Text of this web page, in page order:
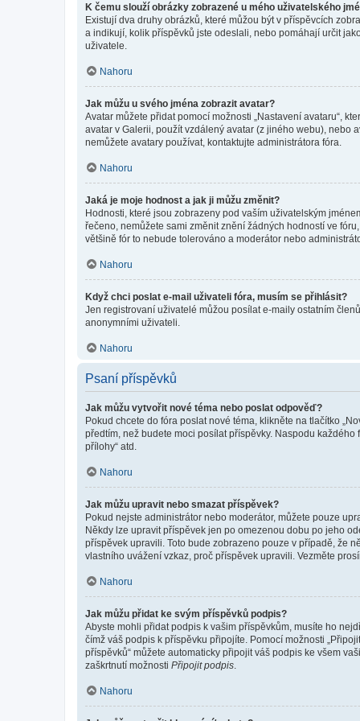
K čemu slouží obrázky zobrazené u mého uživatelského
Existují dva druhy obrázků, které můžou být v příspěvcích
a indikují, kolik příspěvků jste odeslali, nebo pomáhají určit
uživatele.
Nahoru
Jak můžu u svého jména zobrazit avatar?
Avatar můžete přidat pomocí možnosti „Nastavení avataru“,
avatar v Galerii, použít vzdálený avatar (z jiného webu), nebo
nemůžete avatary používat, kontaktujte administrátora fóra.
Nahoru
Jaká je moje hodnost a jak ji můžu změnit?
Hodnosti, které jsou zobrazeny pod vaším uživatelským
řečeno, nemůžete sami změnit znění žádných hodností ve
většině fór to nebude tolerováno a moderátor nebo
Nahoru
Když chci poslat e-mail uživateli fóra, musím se přihlásit?
Jen registrovaní uživatelé můžou posílat e-maily ostatním
anonymními uživateli.
Nahoru
Psaní příspěvků
Jak můžu vytvořit nové téma nebo poslat odpověď?
Pokud chcete do fóra poslat nové téma, klikněte na tlačítko
předtím, než budete moci posílat příspěvky. Naspodu
přílohy“ atd.
Nahoru
Jak můžu upravit nebo smazat příspěvek?
Pokud nejste administrátor nebo moderátor, můžete pouze
Někdy lze upravit příspěvek jen po omezenou dobu po jeho
příspěvek upravili. Toto bude zobrazeno pouze v případě, že
vlastního uvážení vzkaz, proč příspěvek upravili. Vezměte
Nahoru
Jak můžu přidat ke svým příspěvků podpis?
Abyste mohli přidat podpis k vašim příspěvkům, musíte ho
čímž váš podpis k příspěvku připojíte. Pomocí možnosti
příspěvků“ můžete automaticky připojit váš podpis ke všem
zaškrtnutí možnosti Připojit podpis
Nahoru